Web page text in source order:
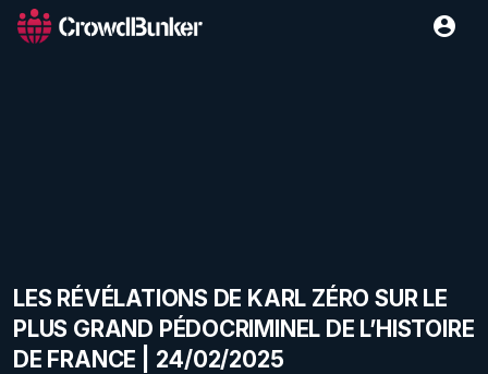
LES RÉVÉLATIONS DE KARL ZÉRO SUR LE
PLUS GRAND PÉDOCRIMINEL DE L’HISTOIRE
DE FRANCE | 24/02/2025